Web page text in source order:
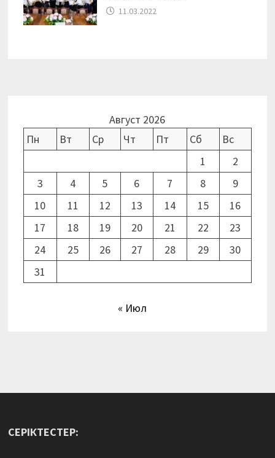
11.03.2022
Август 2026
Пн
Вт Ср Чт Пт Сб
Вс
1
2
3
4 5 6 7 8
9
10
11 12 13 14 15
16
17
18 19 20 21 22
23
24
25 26 27 28 29
30
31
« Июл
СЕРІКТЕСТЕР: